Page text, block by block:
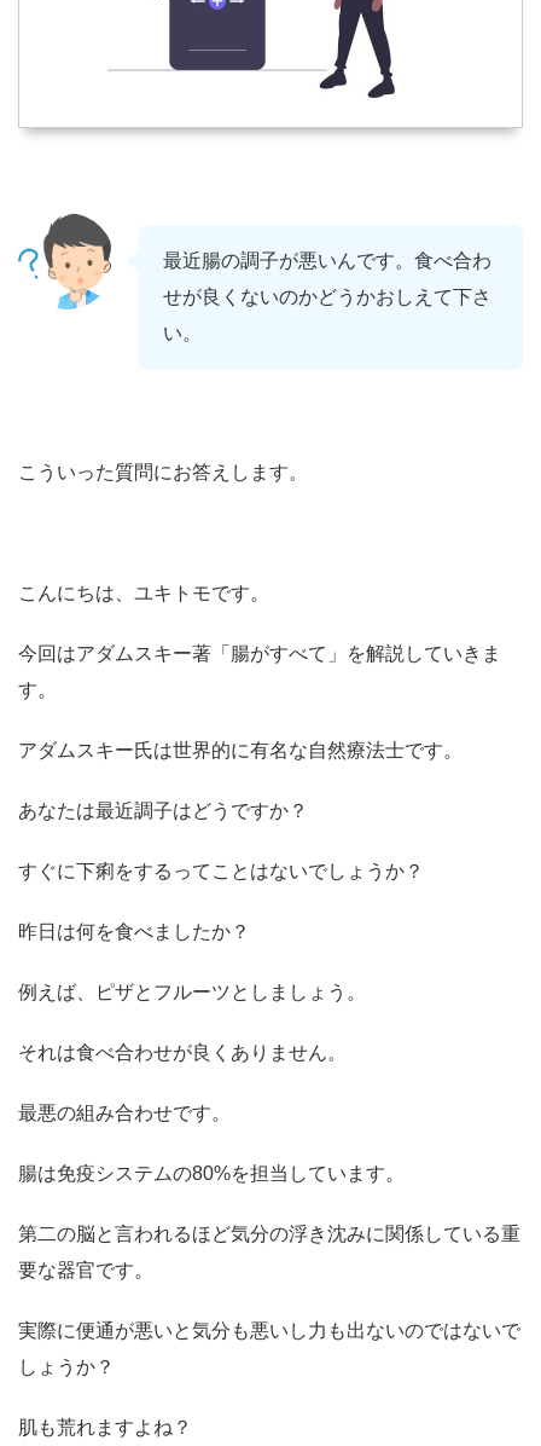
最近腸の調子が悪いんです。食べ合わ
せが良くないのかどうかおしえて下さ
い。
こういった質問にお答えします。
こんにちは、ユキトモです。
今回はアダムスキー著「腸がすべて」を解説していきま
す。
アダムスキー氏は世界的に有名な自然療法士です。
あなたは最近調子はどうですか？
すぐに下痢をするってことはないでしょうか？
昨日は何を食べましたか？
例えば、ピザとフルーツとしましょう。
それは食べ合わせが良くありません。
最悪の組み合わせです。
腸は免疫システムの80%を担当しています。
第二の脳と言われるほど気分の浮き沈みに関係している重
要な器官です。
実際に便通が悪いと気分も悪いし力も出ないのではないで
しょうか？
肌も荒れますよね？